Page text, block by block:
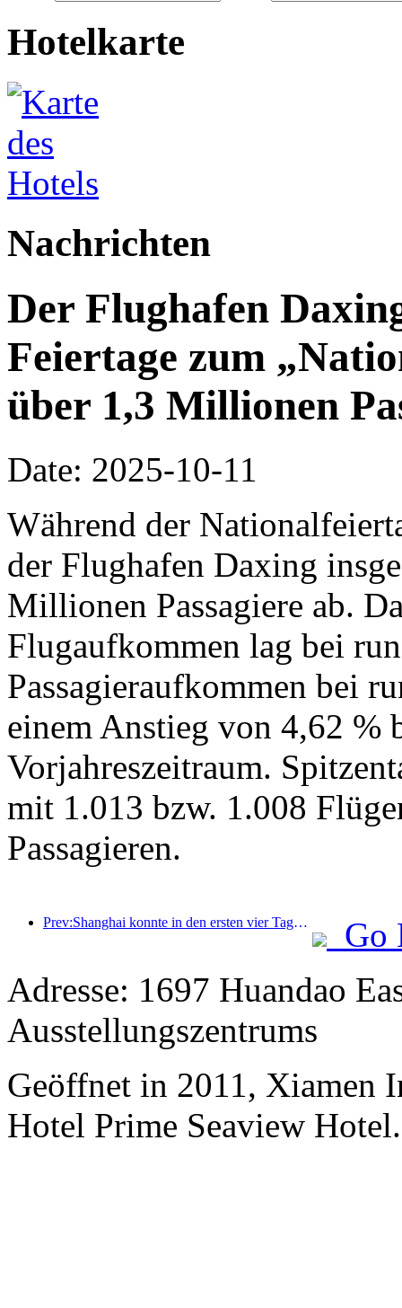
Hotelkarte
Nachrichten
Der Flughafen
Feiertage zum
über 1,3 Millionen
Date: 2025-10-11
Während der
der Flughafen Daxing
Millionen Passagiere ab.
Flugaufkommen lag bei
Passagieraufkommen bei
einem Anstieg von 4,62 %
Vorjahreszeitraum.
mit 1.013 bzw. 1.008
Passagieren.
Prev:Shanghai konnte in den ersten vier Tagen des Mittherbstfestes und der Nationalfeiertage über 15,11 Millionen Besucher begrüßen, was einem Anstieg von über 20 % im Vergleich zum Vorjahr entspricht.
Go
Adresse: 1697 Huandao
Ausstellungszentrums
Geöffnet in 2011, Xiamen
Hotel Prime Seaview Hotel.